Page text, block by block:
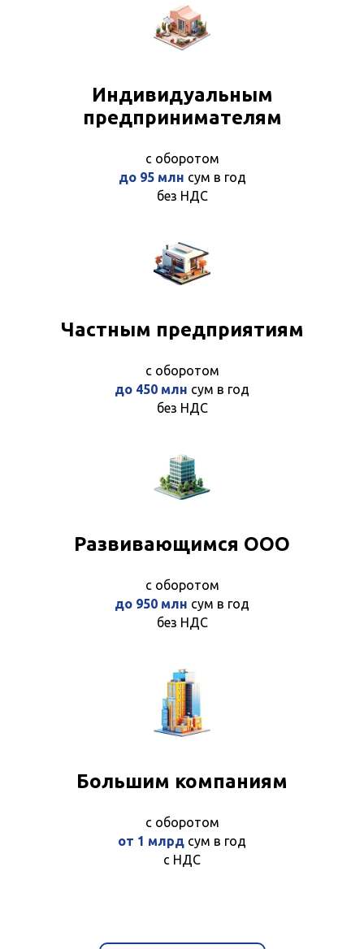
Индивидуальным
предпринимателям
с оборотом
до 95 млн сум в год
без НДС
Частным предприятиям
с оборотом
до 450 млн сум в год
без НДС
Развивающимся ООО
с оборотом
до 950 млн сум в год
без НДС
Большим компаниям
с оборотом
от 1 млрд сум в год
с НДС